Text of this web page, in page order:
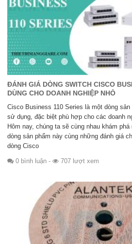
ĐÁNH GIÁ DÒNG SWITCH CISCO
DÙNG CHO DOANH NGHIỆP NHỎ
Cisco Business 110 Series là một dòng
sử dụng, đặc biệt phù hợp cho các doanh
Hôm nay, chúng ta sẽ cùng nhau khám
dòng sản phẩm này cùng những đánh giá
dòng Cisco
0 bình luận - 707 lượt xem